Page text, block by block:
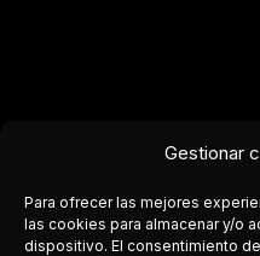
Gestionar
Para ofrecer las mejores
las cookies para almacenar y/o
dispositivo. El consentimiento